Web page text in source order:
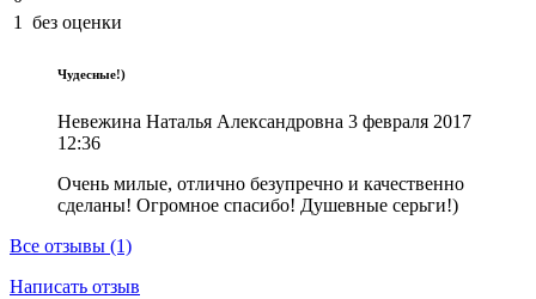
1
без оценки
Чудесные!)
Невежина Наталья Александровна 3 февраля 2017
12:36
Очень милые, отлично безупречно и качественно
сделаны! Огромное спасибо! Душевные серьги!)
Все отзывы (1)
Написать отзыв